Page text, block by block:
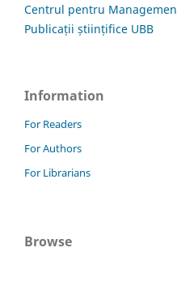
Centrul pentru
Publicații științifice UBB
Information
For Readers
For Authors
For Librarians
Browse